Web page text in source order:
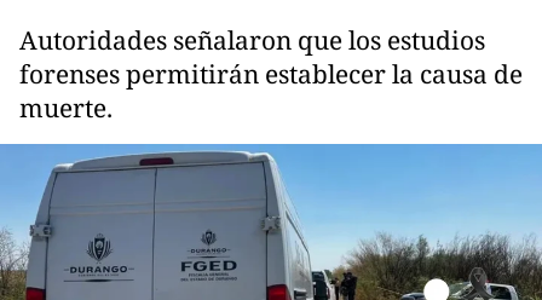
Autoridades señalaron que los estudios
forenses permitirán establecer la causa de
muerte.